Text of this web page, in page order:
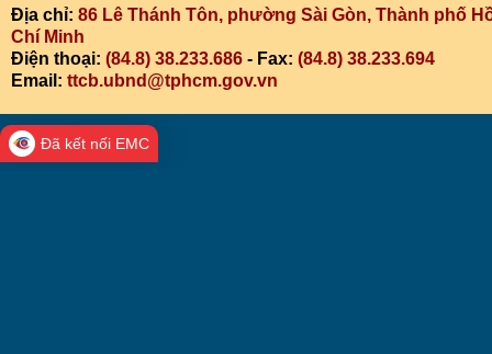
Địa chỉ: 86 Lê Thánh Tôn, phường Sài Gòn, Thành phố
Chí Minh
Điện thoại: (84.8) 38.233.686 - Fax: (84.8) 38.233.694
Email: ttcb.ubnd@tphcm.gov.vn
Đã kết nối EMC